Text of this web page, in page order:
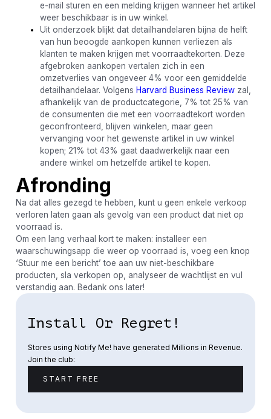
e-mail sturen en een melding krijgen wanneer het artikel
weer beschikbaar is in uw winkel.
Uit onderzoek blijkt dat detailhandelaren bijna de helft
van hun beoogde aankopen kunnen verliezen als
klanten te maken krijgen met voorraadtekorten. Deze
afgebroken aankopen vertalen zich in een
omzetverlies van ongeveer 4% voor een gemiddelde
detailhandelaar. Volgens Harvard Business Reviewzal,
afhankelijk van de productcategorie, 7% tot 25% van
de consumenten die met een voorraadtekort worden
geconfronteerd, blijven winkelen, maar geen
vervanging voor het gewenste artikel in uw winkel
kopen; 21% tot 43% gaat daadwerkelijk naar een
andere winkel om hetzelfde artikel te kopen.
Afronding
Na dat alles gezegd te hebben, kunt u geen enkele verkoop
verloren laten gaan als gevolg van een product dat niet op
voorraad is.
Om een ​​lang verhaal kort te maken: installeer een
waarschuwingsapp die weer op voorraad is, voeg een knop
‘Stuur me een bericht’ toe aan uw niet-beschikbare
producten, sla verkopen op, analyseer de wachtlijst en vul
verstandig aan. Bedank ons ​​later!
Install Or Regret!
Stores using Notify Me! have generated Millions in Revenue.
Join the club:
START FREE